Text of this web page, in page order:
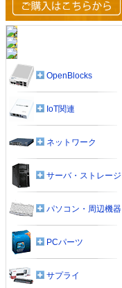
OpenBlocks
IoT関連
ネットワーク
サーバ・ストレージ
パソコン・周辺機器
PCパーツ
サプライ